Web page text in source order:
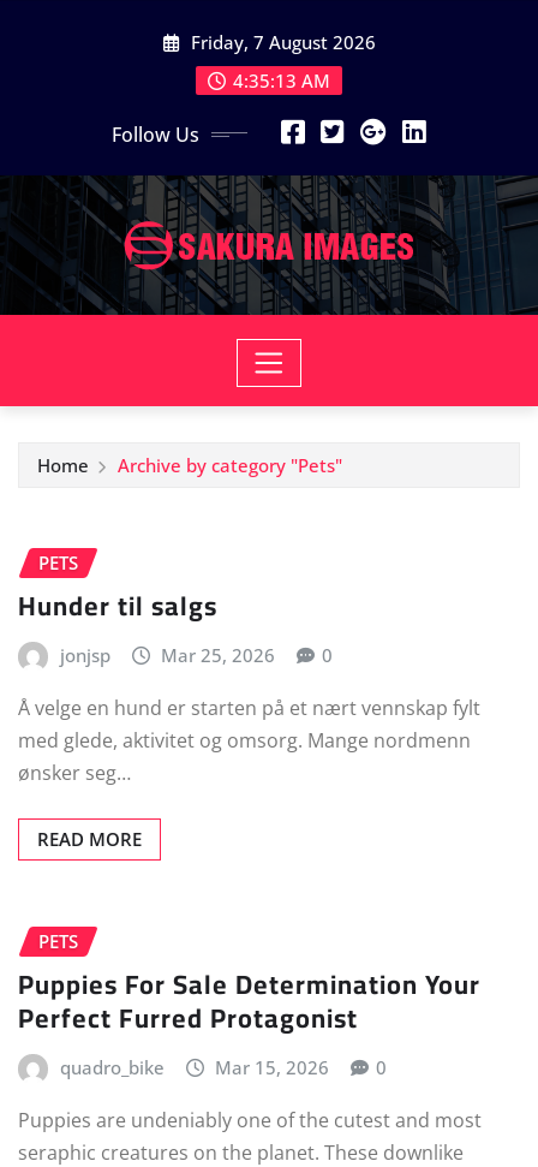
Friday, 7 August 2026
4:35:14 AM
Follow Us
Home Archive by category "Pets"
PETS
Hunder til salgs
jonjsp Mar 25, 2026 0
Å velge en hund er starten på et nært vennskap fylt
med glede, aktivitet og omsorg. Mange nordmenn
ønsker seg…
READ MORE
PETS
Puppies For Sale Determination Your
Perfect Furred Protagonist
quadro_bike Mar 15, 2026 0
Puppies are undeniably one of the cutest and most
seraphic creatures on the planet. These downlike